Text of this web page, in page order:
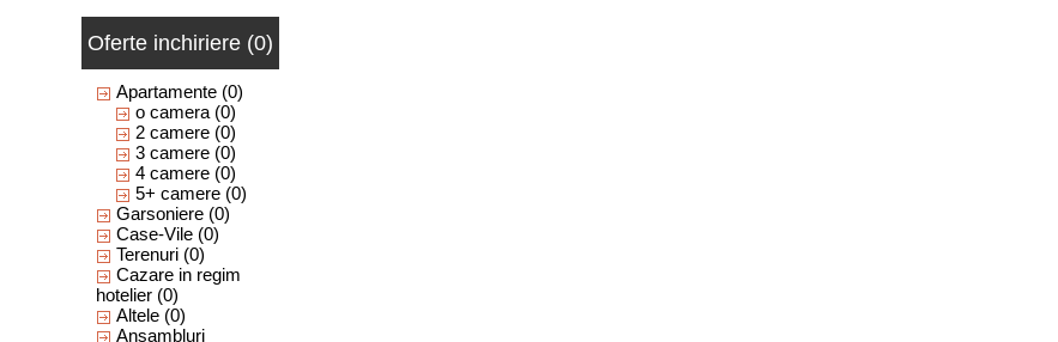
Oferte inchiriere (0)
Apartamente(0)
o camera(0)
2 camere(0)
3 camere(0)
4 camere(0)
5+ camere(0)
Garsoniere(0)
Case-Vile(0)
Terenuri(0)
Cazare in regim
hotelier(0)
Altele(0)
Ansambluri